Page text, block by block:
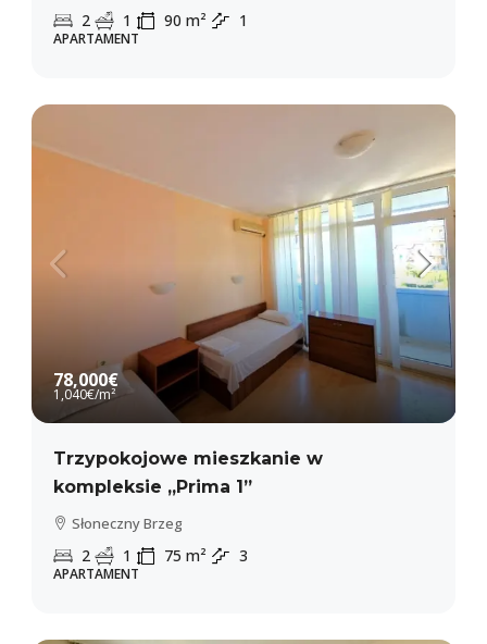
2 1 90 m² 1
APARTAMENT
78,000€
1,040€/m²
Trzypokojowe mieszkanie w
kompleksie „Prima 1”
Słoneczny Brzeg
2 1 75 m² 3
APARTAMENT